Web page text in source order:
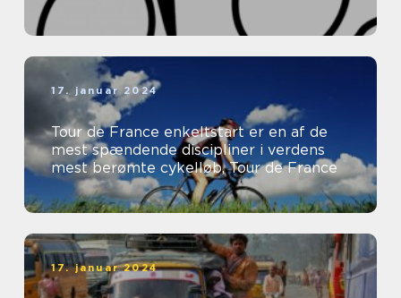
17. januar 2024
Tour de France enkeltstart er en af de
mest spændende discipliner i verdens
mest berømte cykelløb, Tour de France
17. januar 2024